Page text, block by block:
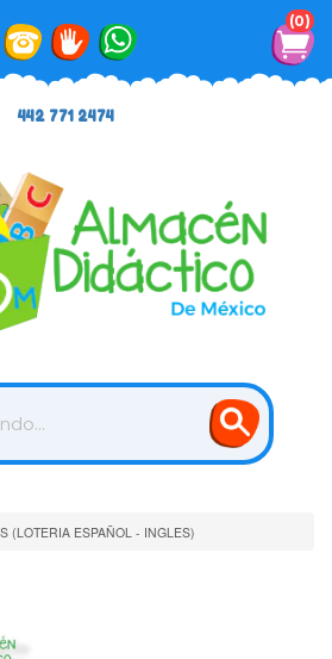
0
442 771 2474
(LOTERIA ESPAÑOL - INGLES)